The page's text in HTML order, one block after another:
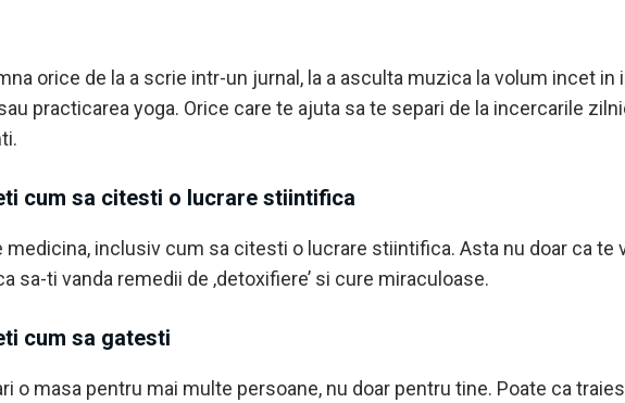
orice de la a scrie intr-un jurnal, la a asculta muzica la volum incet
practicarea yoga. Orice care te ajuta sa te separi de la incercarile
cum sa citesti o lucrare stiintifica
medicina, inclusiv cum sa citesti o lucrare stiintifica. Asta nu doar ca te
sa-ti vanda remedii de ‚detoxifiere’ si cure miraculoase.
cum sa gatesti
o masa pentru mai multe persoane, nu doar pentru tine. Poate ca